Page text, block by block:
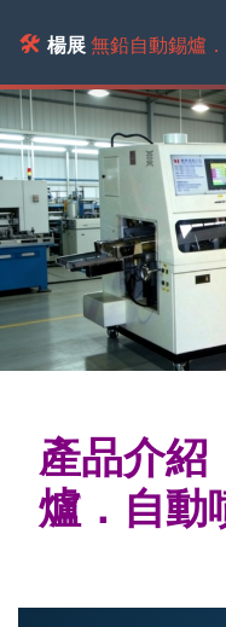
🛠️ 楊展 無鉛自動錫爐
產品介紹
爐．自動